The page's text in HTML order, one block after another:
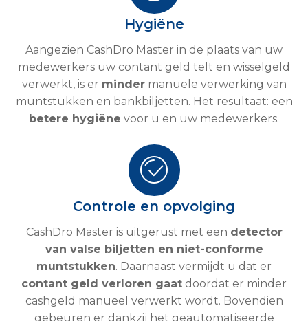
Hygiëne
Aangezien CashDro Master in de plaats van uw
medewerkers uw contant geld telt en wisselgeld
verwerkt, is er mindermanuele verwerking van
muntstukken en bankbiljetten. Het resultaat: een
betere hygiëne voor u en uw medewerkers.
Controle en opvolging
CashDro Master is uitgerust met een detector
van valse biljetten en niet-conforme
muntstukken. Daarnaast vermijdt u dat er
contant geld verloren gaat doordat er minder
cashgeld manueel verwerkt wordt. Bovendien
gebeuren er dankzij het geautomatiseerde